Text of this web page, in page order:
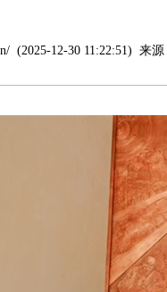
(2025-12-30 11:22:51) 来源